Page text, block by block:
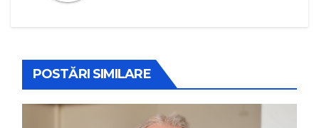
POSTĂRI SIMILARE